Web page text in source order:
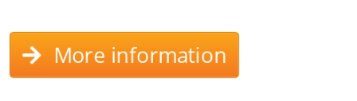
More information